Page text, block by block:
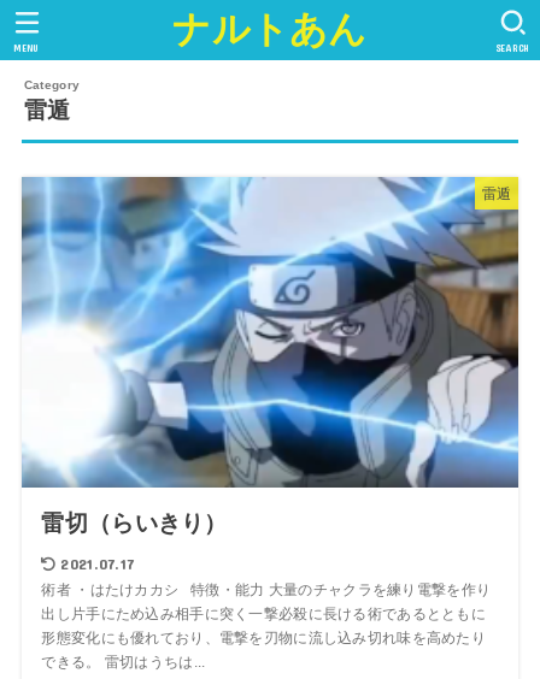
ナルトあん SEARCH
MENU
雷遁
雷遁
雷切（らいきり）
2021.07.17
術者 ・はたけカカシ 特徴・能力 大量のチャクラを練り電撃を作り
出し片手にため込み相手に突く一撃必殺に長ける術であるとともに
形態変化にも優れており、電撃を刃物に流し込み切れ味を高めたり
できる。 雷切はうちは...